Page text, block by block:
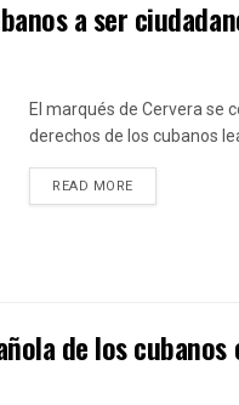
a ser
El marqués de Cervera se
derechos de los cubanos
READ MOREDETAILS
de los